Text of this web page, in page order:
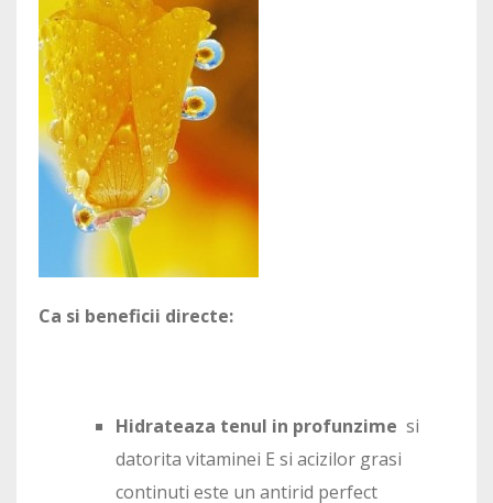
Ca si beneficii directe:
Hidrateaza tenul in profunzime si
datorita vitaminei E si acizilor grasi
continuti este un antirid perfect